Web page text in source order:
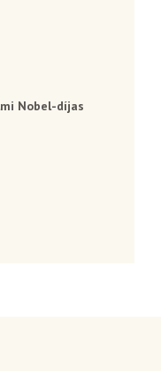
Nobel-díjas